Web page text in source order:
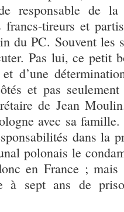
responsable de
tireurs et
du PC. Souvent les
Pas lui, ce petit
d’une
et pas
de Jean
avec sa
dans la
polonais le
en France ;
à sept ans de